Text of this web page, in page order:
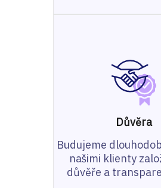
Důvěra
Budujeme
našimi klienty
důvěře a